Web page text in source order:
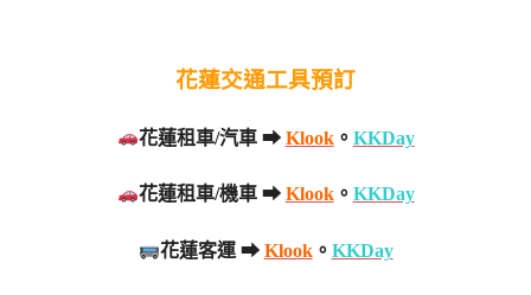
花蓮交通工具預訂
花蓮租車/汽車 ➡ Klook。 KKDay
花蓮租車/機車 ➡ Klook。 KKDay
花蓮客運 ➡ Klook。 KKDay